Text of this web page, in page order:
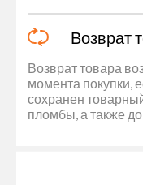
Возврат
Возврат товара
момента покупки,
сохранен
пломбы, а также